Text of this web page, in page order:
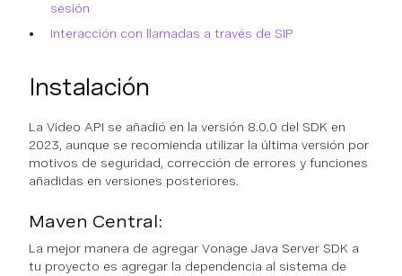
sesión
Interacción con llamadas a través de SIP
Instalación
La Video API se añadió en la versión 8.0.0 del SDK en
2023, aunque se recomienda utilizar la última versión por
motivos de seguridad, corrección de errores y funciones
añadidas en versiones posteriores.
Maven Central:
La mejor manera de agregar Vonage Java Server SDK a
tu proyecto es agregar la dependencia al sistema de